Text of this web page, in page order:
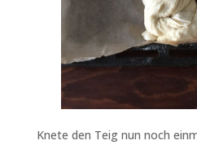
Knete den Teig nun noch